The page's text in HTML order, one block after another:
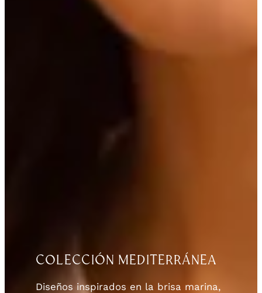
COLECCIÓN MEDITERRÁNEA
Diseños inspirados en la brisa marina,